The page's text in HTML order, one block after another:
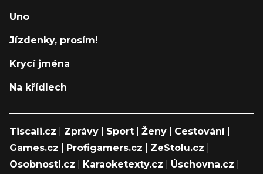
Uno
Jízdenky, prosím!
Krycí jména
Na křídlech
Tiscali.cz Zprávy Sport Ženy Cestování|
Games.cz
Profigamers.cz ZeStolu.cz
Osobnosti.cz
Karaoketexty.cz Úschovna.cz